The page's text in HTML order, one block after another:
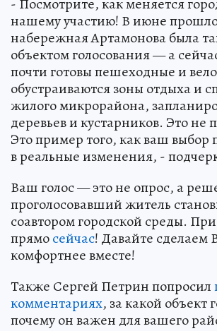
- Посмотрите, как меняется
нашему участию! В июне
набережная Артамонова была
объектом голосования — а
почти готовы пешеходные и
обустраиваются зоны отдыха и
жилого микрорайона,
деревьев и кустарников. Это не
Это пример того, как ваш выбор
в реальные изменения, -
Ваш голос — это не опрос, а
проголосовавший житель
соавтором городской среды.
прямосейчас! Давайте
комфортнее вместе!
Также Сергей Петрин попросил
комментариях, за какой объект
почему он важен для вашего